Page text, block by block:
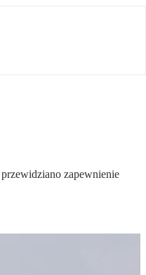
zapewnienie